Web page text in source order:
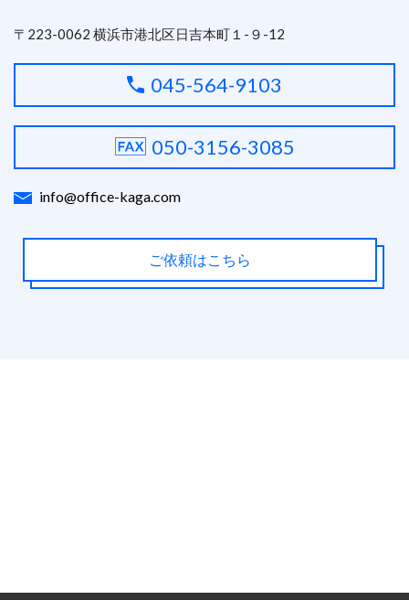
〒223-0062 横浜市港北区日吉本町１-９-12
045-564-9103
050-3156-3085
info@office-kaga.com
ご依頼はこちら